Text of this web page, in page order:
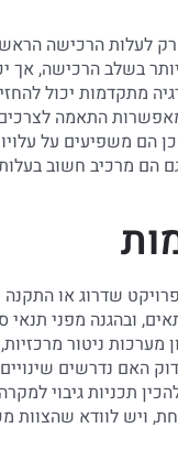
לעלות הרכישה
בשלב הרכישה, אך
מתקדמות יכול
התאמה
הם משפיעים על
הם מרכיב חשוב
שדרוג או
ובהגנה מפני
ניטור
נדרשים שינויים
תכניות גיבוי
ויש לוודא שהצוות